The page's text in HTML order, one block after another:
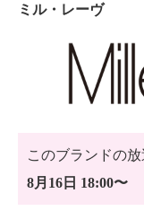
・ベトナム製
ミル・レーヴ
このブランドの放
8月16日 18:00〜